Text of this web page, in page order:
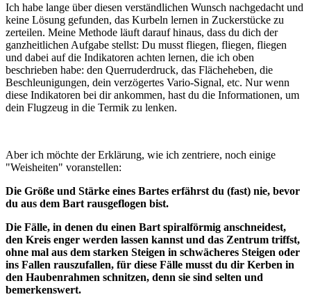
Ich habe lange über diesen verständlichen Wunsch nachgedacht und
keine Lösung gefunden, das Kurbeln lernen in Zuckerstücke zu
zerteilen. Meine Methode läuft darauf hinaus, dass du dich der
ganzheitlichen Aufgabe stellst: Du musst fliegen, fliegen, fliegen
und dabei auf die Indikatoren achten lernen, die ich oben
beschrieben habe: den Querruderdruck, das Flächeheben, die
Beschleunigungen, dein verzögertes Vario-Signal, etc. Nur wenn
diese Indikatoren bei dir ankommen, hast du die Informationen, um
dein Flugzeug in die Termik zu lenken.
Aber ich möchte der Erklärung, wie ich zentriere, noch einige
"Weisheiten" voranstellen:
Die Größe und Stärke eines Bartes erfährst du (fast) nie, bevor
du aus dem Bart rausgeflogen bist.
Die Fälle, in denen du einen Bart spiralförmig anschneidest,
den Kreis enger werden lassen kannst und das Zentrum triffst,
ohne mal aus dem starken Steigen in schwächeres Steigen oder
ins Fallen rauszufallen, für diese Fälle musst du dir Kerben in
den Haubenrahmen schnitzen, denn sie sind selten und
bemerkenswert.